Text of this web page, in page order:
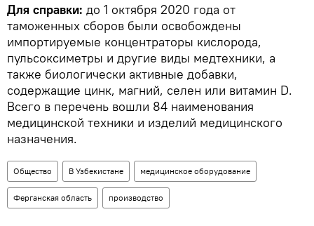
Для справки: до 1 октября 2020 года от
таможенных сборов были освобождены
импортируемые концентраторы кислорода,
пульсоксиметры и другие виды медтехники, а
также биологически активные добавки,
содержащие цинк, магний, селен или витамин D.
Всего в перечень вошли 84 наименования
медицинской техники и изделий медицинского
назначения.
Общество В Узбекистане медицинское оборудование
Ферганская область производство